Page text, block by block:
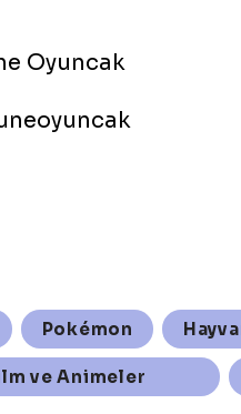
Oyuncak
Pokémon
ve Animeler